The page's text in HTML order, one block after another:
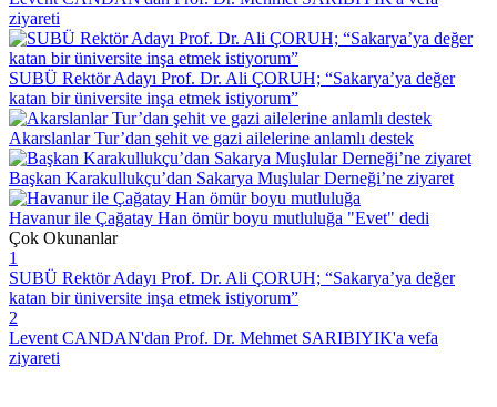
ziyareti
SUBÜ Rektör Adayı Prof. Dr. Ali ÇORUH; “Sakarya’ya değer
katan bir üniversite inşa etmek istiyorum”
Akarslanlar Tur’dan şehit ve gazi ailelerine anlamlı destek
Başkan Karakullukçu’dan Sakarya Muşlular Derneği’ne ziyaret
Havanur ile Çağatay Han ömür boyu mutluluğa "Evet" dedi
Çok Okunanlar
1
SUBÜ Rektör Adayı Prof. Dr. Ali ÇORUH; “Sakarya’ya değer
katan bir üniversite inşa etmek istiyorum”
2
Levent CANDAN'dan Prof. Dr. Mehmet SARIBIYIK'a vefa
ziyareti